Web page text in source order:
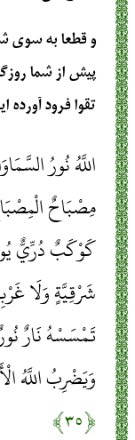
و قطعا به سوى
پيش از شما
تقوا فرود آورده‏ ايم
اللَّهُ نُورُ
مِصْبَاحٌ
كَوْكَبٌ دُرِّيٌّ
شَرْقِيَّةٍ وَلَا
تَمْسَسْهُ نَارٌ
وَيَضْرِبُ اللَّهُ
﴿۳۵﴾